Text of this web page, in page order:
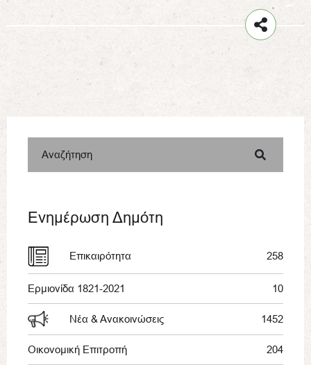
Αναζήτηση
Ενημέρωση Δημότη
Επικαιρότητα 258
Ερμιονίδα 1821-2021 10
Νέα & Ανακοινώσεις 1452
Οικονομική Επιτροπή 204